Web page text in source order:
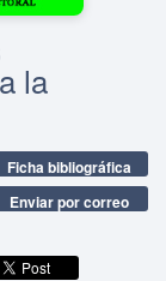
la
Ficha bibliográfica
Enviar por correo